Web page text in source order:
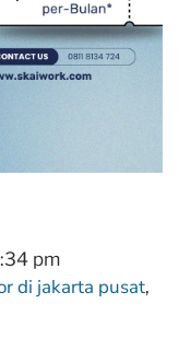
pm
di jakarta pusat,